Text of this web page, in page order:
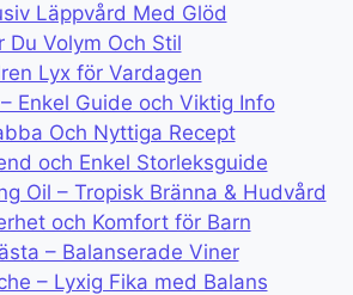
Läppvård Med Glöd
Du Volym Och Stil
Lyx för Vardagen
Enkel Guide och Viktig Info
Och Nyttiga Recept
och Enkel Storleksguide
Oil – Tropisk Bränna & Hudvård
och Komfort för Barn
– Balanserade Viner
– Lyxig Fika med Balans